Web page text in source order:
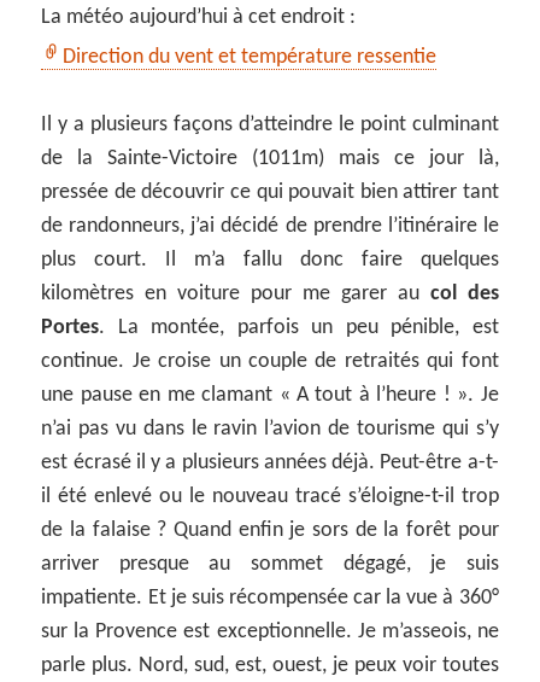
La météo aujourd’hui à cet endroit :
Direction du vent et température ressentie
Il y a plusieurs façons d’atteindre le point culminant
de la Sainte-Victoire (1011m) mais ce jour là,
pressée de découvrir ce qui pouvait bien attirer tant
de randonneurs, j’ai décidé de prendre l’itinéraire le
plus court. Il m’a fallu donc faire quelques
kilomètres en voiture pour me garer au col des
Portes. La montée, parfois un peu pénible, est
continue. Je croise un couple de retraités qui font
une pause en me clamant « A tout à l’heure ! ». Je
n’ai pas vu dans le ravin l’avion de tourisme qui s’y
est écrasé il y a plusieurs années déjà. Peut-être a-t-
il été enlevé ou le nouveau tracé s’éloigne-t-il trop
de la falaise ? Quand enfin je sors de la forêt pour
arriver presque au sommet dégagé, je suis
impatiente. Et je suis récompensée car la vue à 360°
sur la Provence est exceptionnelle. Je m’asseois, ne
parle plus. Nord, sud, est, ouest, je peux voir toutes